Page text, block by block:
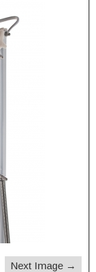
Next Image →